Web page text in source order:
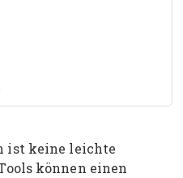
ist keine leichte
können einen